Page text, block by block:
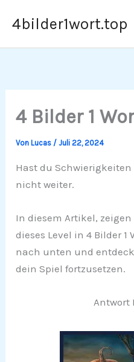
Inhalt
4bilder1wort.top
4 Bilder 1
VonLucas /Juli 22, 2024
Hast du Schwierigkeiten
nicht weiter.
In diesem Artikel,
dieses Level in 4 Bilder 1
nach unten und
dein Spiel fortzusetzen.
Antwort